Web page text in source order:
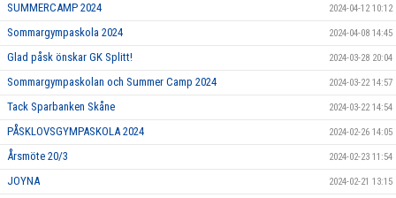
SUMMERCAMP 2024 2024-04-12 10:12
Sommargympaskola 2024 2024-04-08 14:45
Glad påsk önskar GK Splitt! 2024-03-28 20:04
Sommargympaskolan och Summer Camp 2024 2024-03-22 14:57
Tack Sparbanken Skåne 2024-03-22 14:54
PÅSKLOVSGYMPASKOLA 2024 2024-02-26 14:05
Årsmöte 20/3 2024-02-23 11:54
JOYNA 2024-02-21 13:15